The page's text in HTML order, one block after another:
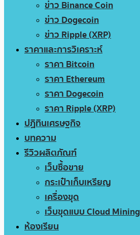
ข่าว Binance Coin
ข่าว Dogecoin
ข่าว Ripple (XRP)
ราคาและการวิเคราะห์
ราคา Bitcoin
ราคา Ethereum
ราคา Dogecoin
ราคา Ripple (XRP)
ปฏิทินเศรษฐกิจ
บทความ
รีวิวผลิตภัณฑ์
เว็บซื้อขาย
กระเป๋าเก็บเหรียญ
เครื่องขุด
เว็บขุดแบบ Cloud Mining
ห้องเรียน